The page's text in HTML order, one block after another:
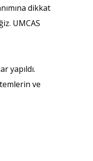
dikkat
UMCAS
yapıldı.
ve